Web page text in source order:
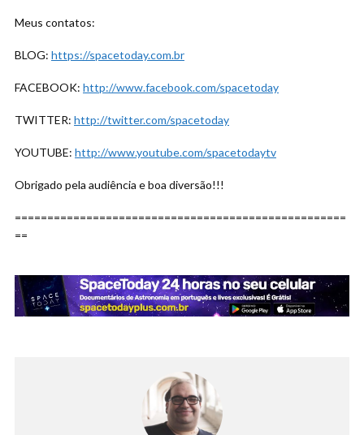
Meus contatos:
BLOG: https://spacetoday.com.br
FACEBOOK: http://www.facebook.com/spacetoday
TWITTER: http://twitter.com/spacetoday
YOUTUBE: http://www.youtube.com/spacetodaytv
Obrigado pela audiência e boa diversão!!!
===================================================
==